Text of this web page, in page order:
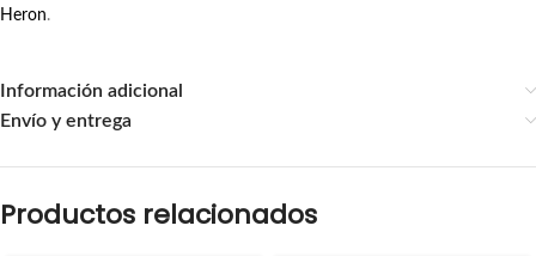
Heron.
Información adicional
Envío y entrega
Productos relacionados